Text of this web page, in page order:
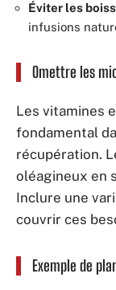
Éviter les
infusions
Omettre les
Les vitamines
fondamental
récupération.
oléagineux en
Inclure une
couvrir ces
Exemple de